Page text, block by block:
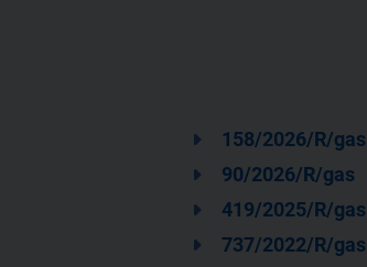
158/2026/R/gas
90/2026/R/gas
419/2025/R/gas
737/2022/R/gas